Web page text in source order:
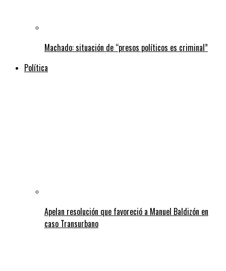
Machado: situación de “presos políticos es criminal”
Política
Apelan resolución que favoreció a Manuel Baldizón en
caso Transurbano